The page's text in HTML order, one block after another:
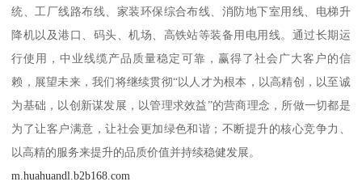
统、工厂线路布线、家装环保综合布线、消防地下室用线、电梯升
降机以及港口、码头、机场、高铁站等装备用电用线。通过长期运
行使用，中业线缆产品质量稳定可靠，赢得了社会广大客户的信
赖，展望未来，我们将继续贯彻“以人才为根本，以高精创，以至诚
为基础，以创新谋发展，以管理求效益”的营商理念，所做一切都是
为了让客户满意，让社会更加绿色和谐；不断提升的核心竞争力、
以高精的服务来提升的品质价值并持续稳健发展。
m.huahuandl.b2b168.com